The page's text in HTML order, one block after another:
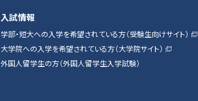
入試情報
学部・短大への入学を希望されている方（受験生向けサイト）
大学院への入学を希望されている方（大学院サイト）
外国人留学生の方（外国人留学生入学試験）